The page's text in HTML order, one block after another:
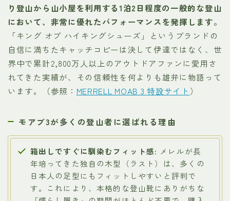
り登山から山小屋を利用する1泊2日程度の一般的な登山
において、非常に優れたパフォーマンスを発揮します。
「キング オブ ハイキングシューズ」というブランドの
自信に満ちたキャッチコピーは決して伊達ではなく、世
界中で累計2,800万人以上のアウトドアファンに愛用さ
れてきた実績が、その信頼性を何よりも雄弁に物語って
います。（参照： MERRELL MOAB 3 特設サイト ）
モアブ3が多くの登山者に選ばれる理由
箱出しですぐに馴染むフィット感: メレルが長
年培ってきた独自の木型（ラスト）は、多くの
日本人の足型にもフィットしやすいと評判で
す。これにより、本格的な登山靴にありがちな